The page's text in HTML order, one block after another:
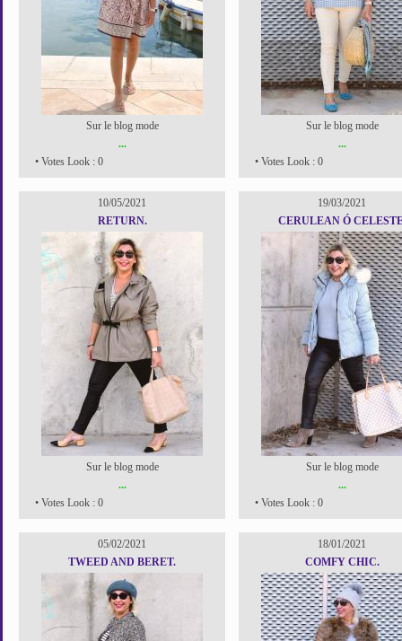
Sur le blog mode
...
• Votes Look : 0
Sur le blog mode
...
• Votes Look : 0
10/05/2021
RETURN.
Sur le blog mode
...
• Votes Look : 0
19/03/2021
CERULEAN Ó
Sur le blog mode
...
• Votes Look : 0
05/02/2021
TWEED AND BERET.
18/01/2021
COMFY CHIC.